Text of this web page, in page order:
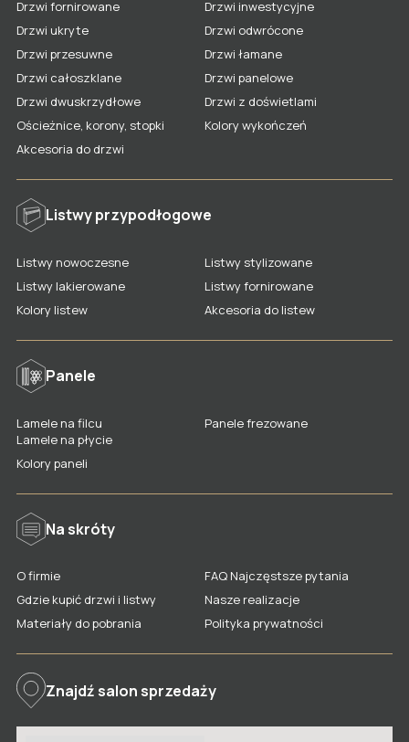
Drzwi fornirowane
Drzwi inwestycyjne
Drzwi ukryte
Drzwi odwrócone
Drzwi przesuwne
Drzwi łamane
Drzwi całoszklane
Drzwi panelowe
Drzwi dwuskrzydłowe
Drzwi z doświetlami
Ościeżnice, korony, stopki
Kolory wykończeń
Akcesoria do drzwi
Listwy przypodłogowe
Listwy nowoczesne
Listwy stylizowane
Listwy lakierowane
Listwy fornirowane
Kolory listew
Akcesoria do listew
Panele
Lamele na filcu
Lamele na płycie
Panele frezowane
Kolory paneli
Na skróty
O firmie
FAQ Najczęstsze pytania
Gdzie kupić drzwi i listwy
Nasze realizacje
Materiały do pobrania
Polityka prywatności
Znajdź salon sprzedaży